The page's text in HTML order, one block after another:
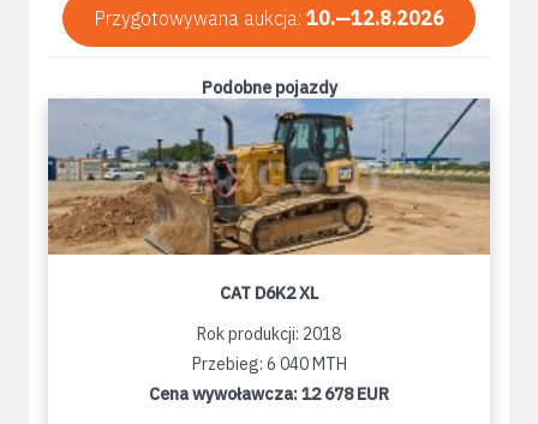
Przygotowywana aukcja: 10.—12.8.2026
Podobne pojazdy
CAT D6K2 XL
Rok produkcji: 2018
Przebieg: 6 040 MTH
Cena wywoławcza:12 678 EUR